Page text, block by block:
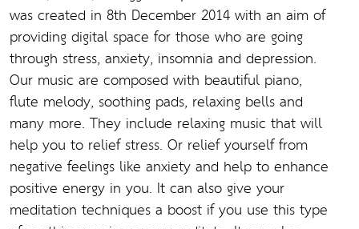
was created in 8th December 2014 with an aim of
providing digital space for those who are going
through stress, anxiety, insomnia and depression.
Our music are composed with beautiful piano,
flute melody, soothing pads, relaxing bells and
many more. They include relaxing music that will
help you to relief stress. Or relief yourself from
negative feelings like anxiety and help to enhance
positive energy in you. It can also give your
meditation techniques a boost if you use this type